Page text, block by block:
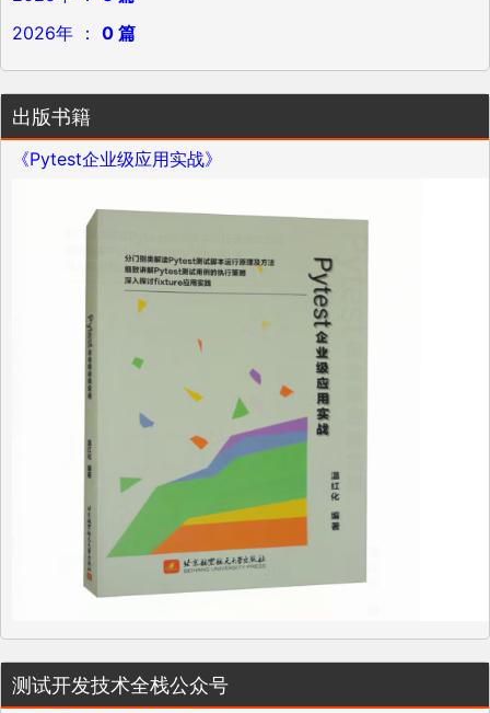
2026年 ： 0 篇
出版书籍
《Pytest企业级应用实战》
测试开发技术全栈公众号